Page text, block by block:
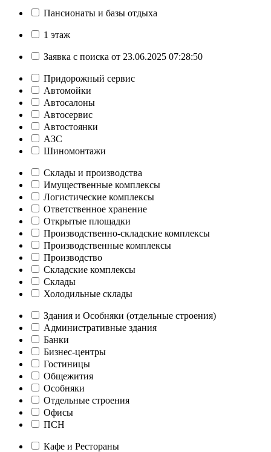
Пансионаты и базы отдыха
1 этаж
Заявка с поиска от 23.06.2025 07:28:50
Придорожный сервис
Автомойки
Автосалоны
Автосервис
Автостоянки
АЗС
Шиномонтажи
Склады и производства
Имущественные комплексы
Логистические комплексы
Ответственное хранение
Открытые площадки
Производственно-складские комплексы
Производственные комплексы
Производство
Складские комплексы
Склады
Холодильные склады
Здания и Особняки (отдельные строения)
Административные здания
Банки
Бизнес-центры
Гостиницы
Общежития
Особняки
Отдельные строения
Офисы
ПСН
Кафе и Рестораны